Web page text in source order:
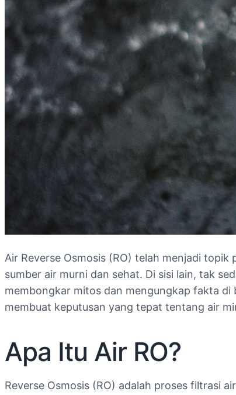
Air Reverse Osmosis (RO) telah menjadi
sumber air murni dan sehat. Di sisi lain, tak
membongkar mitos dan mengungkap fakta
membuat keputusan yang tepat tentang air
Apa Itu Air RO?
Reverse Osmosis (RO) adalah proses filtrasi